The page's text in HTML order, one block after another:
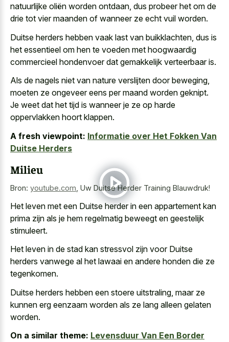
natuurlijke oliën worden ontdaan, dus probeer het om de
drie tot vier maanden of wanneer ze echt vuil worden.
Duitse herders hebben vaak last van buikklachten, dus is
het essentieel om hen te voeden met hoogwaardig
commercieel hondenvoer dat gemakkelijk verteerbaaris.
Als de nagels niet van nature verslijten door beweging,
moeten ze ongeveer eens per maand worden geknipt.
Je weet dat het tijd is wanneer je ze op harde
oppervlakken hoort klappen.
A fresh viewpoint: Informatie over Het Fokken Van
Duitse Herders
Milieu
Bron: youtube.com Uw Duitse Herder Training Blauwdruk!
Het leven met een Duitse herder in een appartement kan
prima zijn als je hem regelmatig beweegt en geestelijk
stimuleert.
Het leven in de stad kan stressvol zijn voor Duitse
herders vanwege al het lawaai en andere honden die ze
tegenkomen.
Duitse herders hebben een stoere uitstraling, maar ze
kunnen erg eenzaam worden als ze lang alleen gelaten
worden.
On a similar theme: Levensduur Van Een Border